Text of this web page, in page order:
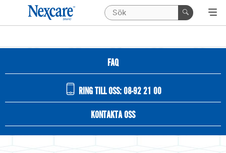
FAQ
RING TILL OSS: 08-92 21 00
KONTAKTA OSS